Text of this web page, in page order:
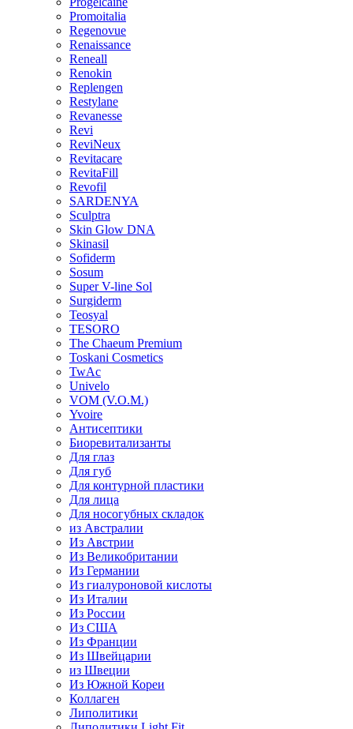
Promoitalia
Regenovue
Renaissance
Reneall
Renokin
Replengen
Restylane
Revanesse
Revi
ReviNeux
Revitacare
RevitaFill
Revofil
SARDENYA
Sculptra
Skin Glow DNA
Skinasil
Sofiderm
Sosum
Super V-line Sol
Surgiderm
Teosyal
TESORO
The Chaeum Premium
Toskani Cosmetics
TwAc
Univelo
VOM (V.O.M.)
Yvoire
Антисептики
Биоревитализанты
Для глаз
Для губ
Для контурной пластики
Для лица
Для носогубных складок
из Австралии
Из Австрии
Из Великобритании
Из Германии
Из гиалуроновой кислоты
Из Италии
Из России
Из США
Из Франции
Из Швейцарии
из Швеции
Из Южной Кореи
Коллаген
Липолитики